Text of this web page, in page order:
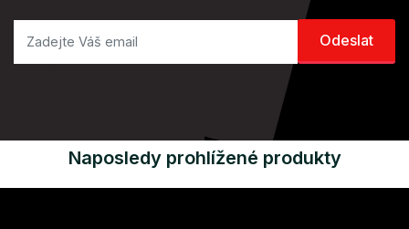
Naposledy prohlížené produkty